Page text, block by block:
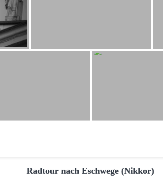
Radtour nach Eschwege (Nikkor)